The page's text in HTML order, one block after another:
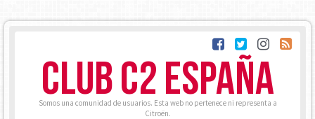
CLUB C2 ESPAÑA
Somos una comunidad de usuarios. Esta web no pertenece ni representa a
Citroën.